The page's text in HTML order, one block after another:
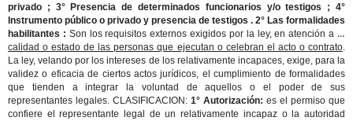
privado ; 3° Presencia de determinados funcionarios y/o testigos ; 4°
Instrumento público o privado y presencia de testigos . 2° Las formalidades
habilitantes : Son los requisitos externos exigidos por la ley, en atención a la
calidad o estado de las personas que ejecutan o celebran el acto o contrato.
La ley, velando por los intereses de los relativamente incapaces, exige, para la
validez o eficacia de ciertos actos jurídicos, el cumplimiento de formalidades
que tienden a integrar la voluntad de aquellos o el poder de sus
representantes legales. CLASIFICACION: 1° Autorización: es el permiso que
confiere el representante legal de un relativamente incapaz o la autoridad